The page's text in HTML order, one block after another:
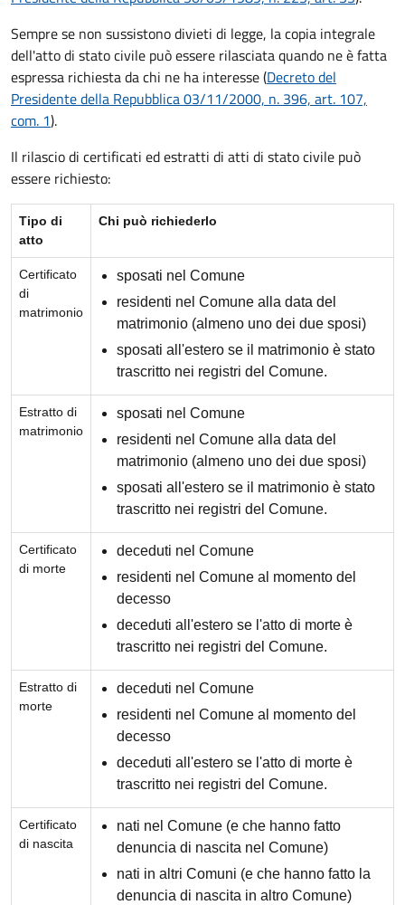
Sempre se non sussistono divieti di legge, la copia integrale
dell'atto di stato civile può essere rilasciata quando ne è fatta
espressa richiesta da chi ne ha interesse (Decreto del
Presidente della Repubblica 03/11/2000, n. 396, art. 107,
com. 1).
Il rilascio di certificati ed estratti di atti di stato civile può
essere richiesto:
Tipo di
atto
Chi può richiederlo
Certificato
di
matrimonio
sposati nel Comune
residenti nel Comune alla data del
matrimonio (almeno uno dei due sposi)
sposati all'estero se il matrimonio è stato
trascritto nei registri del Comune.
Estratto di
matrimonio
sposati nel Comune
residenti nel Comune alla data del
matrimonio (almeno uno dei due sposi)
sposati all'estero se il matrimonio è stato
trascritto nei registri del Comune.
Certificato
di morte
deceduti nel Comune
residenti nel Comune al momento del
decesso
deceduti all'estero se l'atto di morte è
trascritto nei registri del Comune.
Estratto di
morte
deceduti nel Comune
residenti nel Comune al momento del
decesso
deceduti all'estero se l'atto di morte è
trascritto nei registri del Comune.
Certificato
di nascita
nati nel Comune (e che hanno fatto
denuncia di nascita nel Comune)
nati in altri Comuni (e che hanno fatto la
denuncia di nascita in altro Comune)